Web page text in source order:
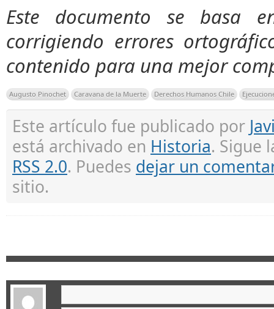
Este documento se basa
corrigiendo errores
contenido para una mejor
Augusto Pinochet Caravana de la Muerte Derechos Humanos Chile
Este artículo fue publicado por
está archivado en Historia. Sigue
RSS 2.0. Puedes dejar un
sitio.